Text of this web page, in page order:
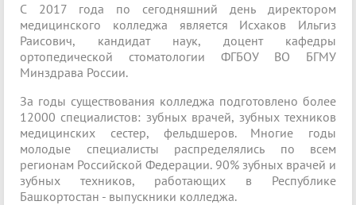
С 2017 года по сегодняшний день директором
медицинского колледжа является Исхаков Ильгиз
Раисович, кандидат наук, доцент кафедры
ортопедической стоматологии ФГБОУ ВО БГМУ
Минздрава России.
За годы существования колледжа подготовлено более
12000 специалистов: зубных врачей, зубных техников
медицинских сестер, фельдшеров. Многие годы
молодые специалисты распределялись по всем
регионам Российской Федерации. 90% зубных врачей и
зубных техников, работающих в Республике
Башкортостан - выпускники колледжа.